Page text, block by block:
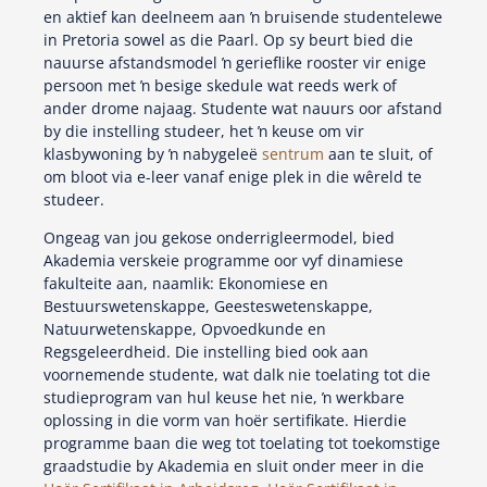
en aktief kan deelneem aan ŉ bruisende studentelewe
in Pretoria sowel as die Paarl. Op sy beurt bied die
nauurse afstandsmodel ŉ gerieflike rooster vir enige
persoon met ŉ besige skedule wat reeds werk of
ander drome najaag. Studente wat nauurs oor afstand
by die instelling studeer, het ŉ keuse om vir
klasbywoning by ŉ nabygeleë sentrum aan te sluit, of
om bloot via e-leer vanaf enige plek in die wêreld te
studeer.
Ongeag van jou gekose onderrigleermodel, bied
Akademia verskeie programme oor vyf dinamiese
fakulteite aan, naamlik: Ekonomiese en
Bestuurswetenskappe, Geesteswetenskappe,
Natuurwetenskappe, Opvoedkunde en
Regsgeleerdheid. Die instelling bied ook aan
voornemende studente, wat dalk nie toelating tot die
studieprogram van hul keuse het nie, ŉ werkbare
oplossing in die vorm van hoër sertifikate. Hierdie
programme baan die weg tot toelating tot toekomstige
graadstudie by Akademia en sluit onder meer in die